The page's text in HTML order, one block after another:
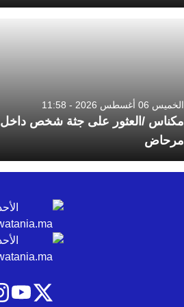
الخميس 06 أغسطس 2026 - 11:58
مكناس /العثور على جثة شخص داخل
مرحاض